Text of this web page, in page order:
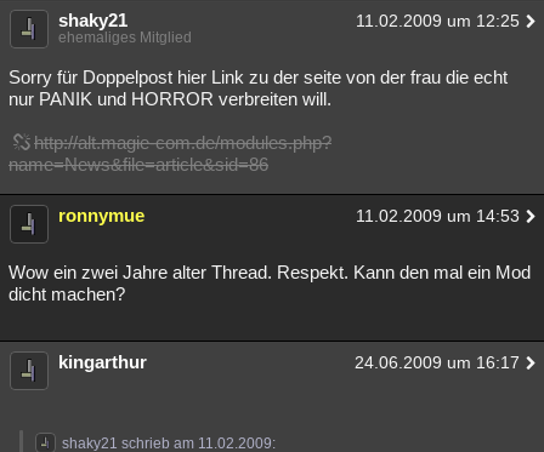
shaky21 11.02.2009 um 12:25
ehemaliges Mitglied
Sorry für Doppelpost hier Link zu der seite von der frau die echt
nur PANIK und HORROR verbreiten will.
http://alt.magie-com.de/modules.php?
name=News&file=article&sid=86
ronnymue 11.02.2009 um 14:53
Wow ein zwei Jahre alter Thread. Respekt. Kann den mal ein Mod
dicht machen?
kingarthur 24.06.2009 um 16:17
shaky21 schrieb am 11.02.2009: